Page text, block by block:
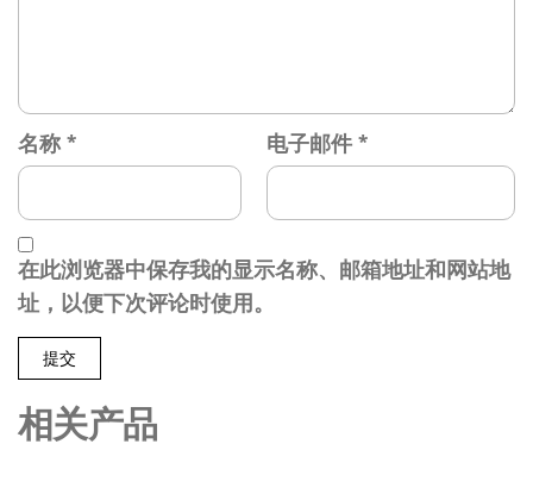
名称 * 电子邮件 *
在此浏览器中保存我的显示名称、邮箱地址和网站地
址，以便下次评论时使用。
相关产品